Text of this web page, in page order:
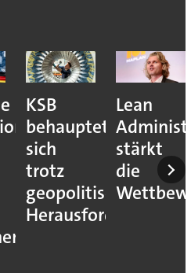
KSB
behauptet
sich
trotz
geopolitischer
Herausforderungen
Lean
stärkt
die